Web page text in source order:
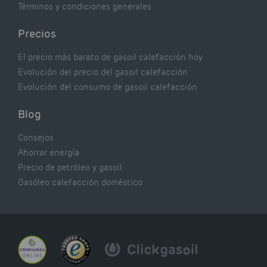
Términos y condiciones generales
Precios
El precio más barato de gasoil calefacción hoy
Evolución del precio del gasoil calefacción
Evolución del consumo de gasoil calefacción
Blog
Consejos
Ahorrar energía
Precio de petróleo y gasoil
Gasóleo calefacción doméstico